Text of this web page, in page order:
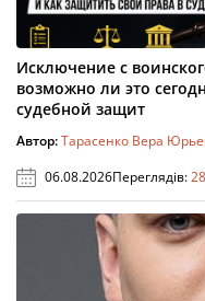
Исключение с
возможно ли это
судебной защит
Автор:Тарасенко Вера
06.08.2026Переглядів: